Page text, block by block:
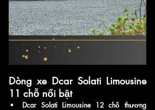
Dòng xe Dcar Solati Limousine
11 chỗ nổi bật
Dcar Solati Limousine 12 chỗ thương